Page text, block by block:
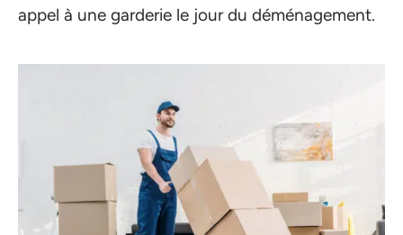
appel à une garderie le jour du déménagement.